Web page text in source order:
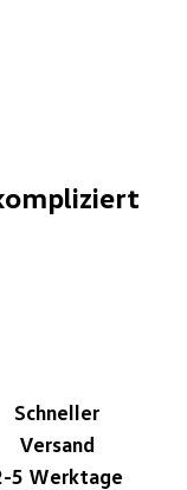
Schneller
Versand
5 Werktage